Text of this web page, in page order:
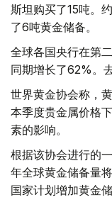
斯坦购买了15吨。
了6吨黄金储备。
全球各国央行在第
同期增长了62%。
世界黄金协会称，
本季度贵金属价格
素的影响。
根据该协会进行的
年全球黄金储备量
国家计划增加黄金储